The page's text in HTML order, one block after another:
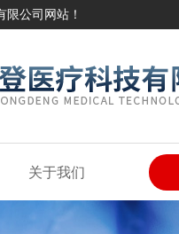
公司网站！
关于我们